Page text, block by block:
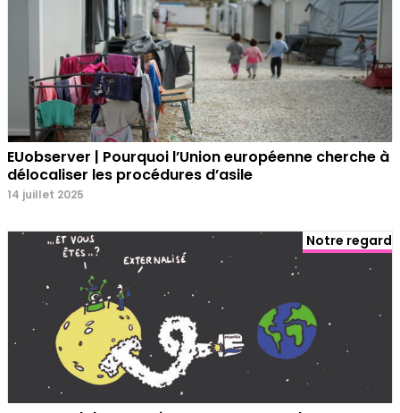
EUobserver | Pourquoi l’Union européenne cherche à
délocaliser les procédures d’asile
14 juillet 2025
Notre regard